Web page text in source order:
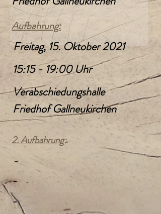
Aufbahrung:
Freitag, 15. Oktober 2021
15:15 - 19:00 Uhr
Verabschiedungshalle
Friedhof Gallneukirchen
2. Aufbahrung:
-
-
-